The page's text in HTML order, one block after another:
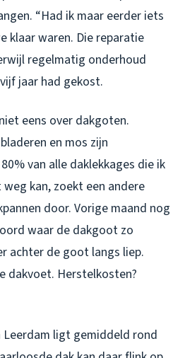
“Had ik maar eerder iets
klaar waren. Die reparatie
regelmatig onderhoud
jaar had gekost.
eens over dakgoten.
en mos zijn
van alle daklekkages die ik
kan, zoekt een andere
door. Vorige maand nog
waar de dakgoot zo
achter de goot langs liep.
dakvoet. Herstelkosten?
Leerdam ligt gemiddeld rond